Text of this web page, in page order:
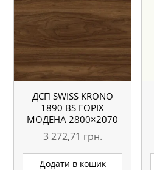
ДСП SWISS KRONO
1890 BS ГОРІХ
МОДЕНА 2800×2070
18 ММ
3 272,71 грн.
Додати в кошик